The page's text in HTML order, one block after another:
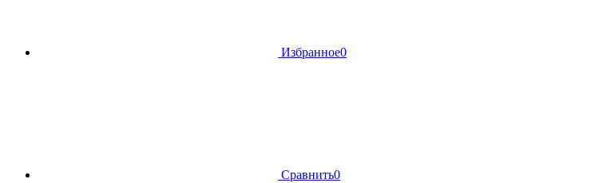
Избранное0
Сравнить0